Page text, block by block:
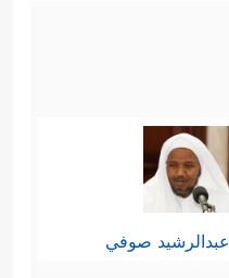
عبدالرشيد صوفي